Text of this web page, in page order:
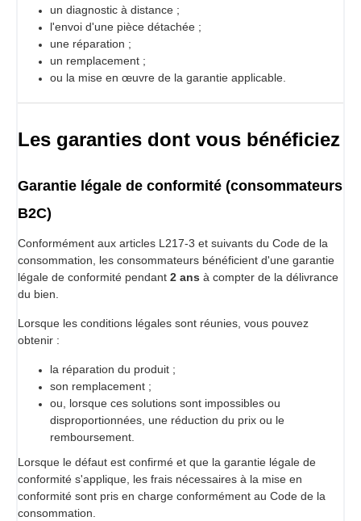
un diagnostic à distance ;
l'envoi d'une pièce détachée ;
une réparation ;
un remplacement ;
ou la mise en œuvre de la garantie applicable.
Les garanties dont vous bénéficiez
Garantie légale de conformité (consommateurs
B2C)
Conformément aux articles L217-3 et suivants du Code de la
consommation, les consommateurs bénéficient d'une garantie
légale de conformité pendant 2 ans à compter de la délivrance
du bien.
Lorsque les conditions légales sont réunies, vous pouvez
obtenir :
la réparation du produit ;
son remplacement ;
ou, lorsque ces solutions sont impossibles ou
disproportionnées, une réduction du prix ou le
remboursement.
Lorsque le défaut est confirmé et que la garantie légale de
conformité s'applique, les frais nécessaires à la mise en
conformité sont pris en charge conformément au Code de la
consommation.